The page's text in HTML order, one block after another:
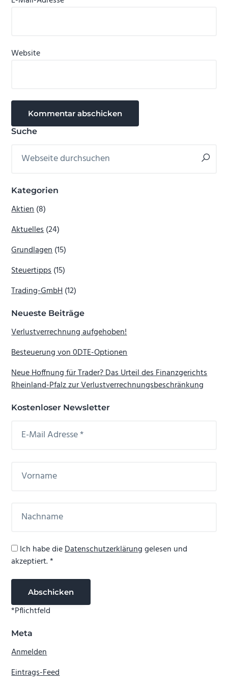
Website
Seitenspalte
Suche
durchsuchen
Kategorien
Aktien(8)
Aktuelles(24)
Grundlagen(15)
Steuertipps(15)
Trading-GmbH(12)
Neueste Beiträge
Verlustverrechnung aufgehoben!
Besteuerung von 0DTE-Optionen
Neue Hoffnung für Trader? Das Urteil des Finanzgerichts
Rheinland-Pfalz zur Verlustverrechnungsbeschränkung
Kostenloser Newsletter
Ich habe dieDatenschutzerklärunggelesen und
akzeptiert. *
*Pflichtfeld
Meta
Anmelden
Eintrags-Feed